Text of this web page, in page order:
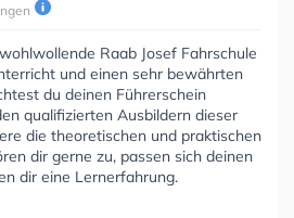
Raab Josef Fahrschule
und einen sehr bewährten
du deinen Führerschein
qualifizierten Ausbildern dieser
die theoretischen und praktischen
dir gerne zu, passen sich deinen
dir eine Lernerfahrung.